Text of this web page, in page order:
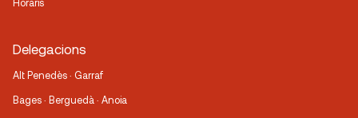
Horaris
Delegacions
Alt Penedès · Garraf
Bages · Berguedà · Anoia